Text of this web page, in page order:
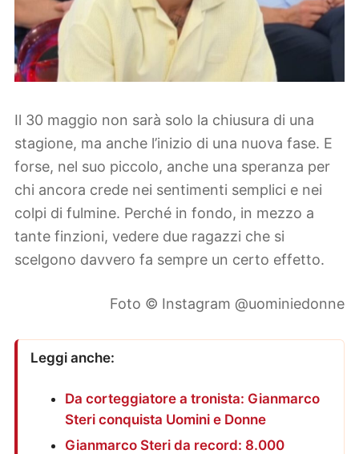
Il 30 maggio non sarà solo la chiusura di una
stagione, ma anche l’inizio di una nuova fase. E
forse, nel suo piccolo, anche una speranza per
chi ancora crede nei sentimenti semplici e nei
colpi di fulmine. Perché in fondo, in mezzo a
tante finzioni, vedere due ragazzi che si
scelgono davvero fa sempre un certo effetto.
Foto © Instagram @uominiedonne
Leggi anche:
Da corteggiatore a tronista: Gianmarco
Steri conquista Uomini e Donne
Gianmarco Steri da record: 8.000